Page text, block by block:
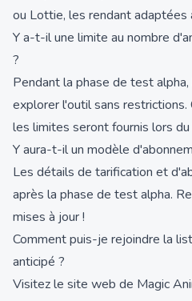
ou Lottie, les rendant
Y a-t-il une limite au nombre
?
Pendant la phase de test
explorer l'outil sans
les limites seront fournis lors
Y aura-t-il un modèle
Les détails de tarification et
après la phase de test alpha.
mises à jour !
Comment puis-je rejoindre la
anticipé ?
Visitez le site web de Magic